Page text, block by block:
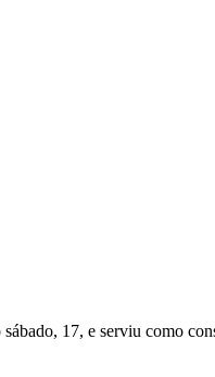
17, e serviu como